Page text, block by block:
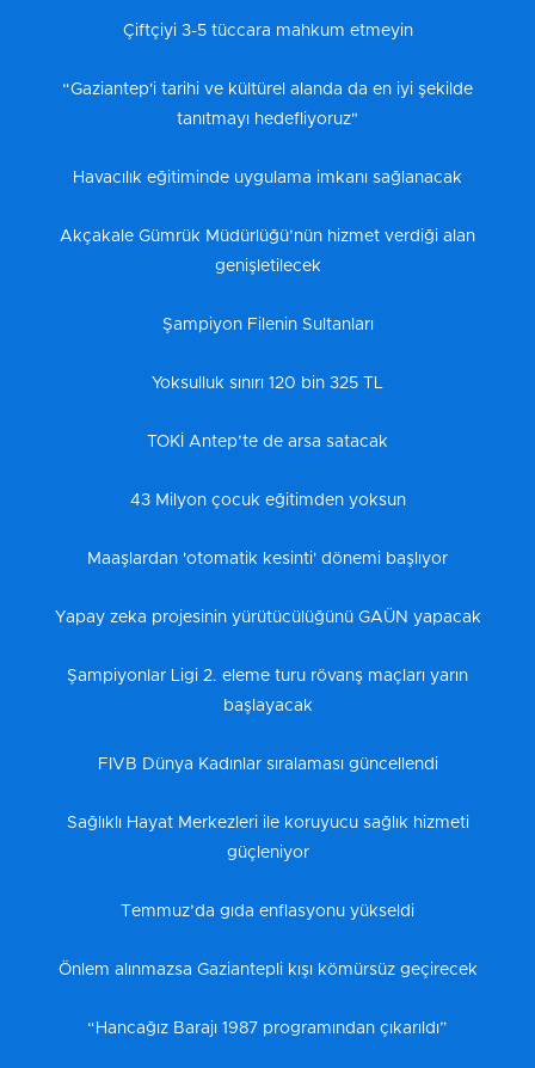
Çiftçiyi 3-5 tüccara mahkum etmeyin
“Gaziantep'i tarihi ve kültürel alanda da en iyi şekilde
tanıtmayı hedefliyoruz"
Havacılık eğitiminde uygulama imkanı sağlanacak
Akçakale Gümrük Müdürlüğü’nün hizmet verdiği alan
genişletilecek
Şampiyon Filenin Sultanları
Yoksulluk sınırı 120 bin 325 TL
TOKİ Antep’te de arsa satacak
43 Milyon çocuk eğitimden yoksun
Maaşlardan 'otomatik kesinti' dönemi başlıyor
Yapay zeka projesinin yürütücülüğünü GAÜN yapacak
Şampiyonlar Ligi 2. eleme turu rövanş maçları yarın
başlayacak
FIVB Dünya Kadınlar sıralaması güncellendi
Sağlıklı Hayat Merkezleri ile koruyucu sağlık hizmeti
güçleniyor
Temmuz’da gıda enflasyonu yükseldi
Önlem alınmazsa Gaziantepli kışı kömürsüz geçirecek
“Hancağız Barajı 1987 programından çıkarıldı”